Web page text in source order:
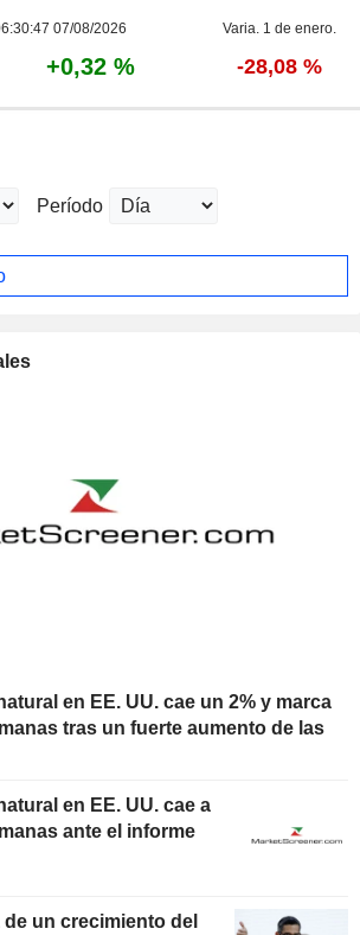
07/08/2026 Varia. 1 de enero.
+0,32 % -28,08 %
Período
en EE. UU. cae un 2% y marca
tras un fuerte aumento de las
en EE. UU. cae a
ante el informe
de un crecimiento del